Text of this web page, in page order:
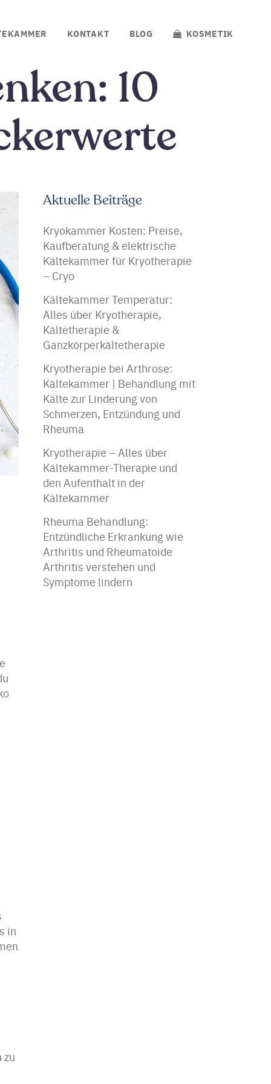
KONTAKT BLOG KOSMETIK
10
in
zu
Aktuelle Beiträge
Kryokammer Kosten: Preise,
Kaufberatung & elektrische
Kältekammer für Kryotherapie
– Cryo
Kältekammer Temperatur:
Alles über Kryotherapie,
Kältetherapie &
Ganzkörperkältetherapie
Kryotherapie bei Arthrose:
Kältekammer | Behandlung mit
Kälte zur Linderung von
Schmerzen, Entzündung und
Rheuma
Kryotherapie – Alles über
Kältekammer-Therapie und
den Aufenthalt in der
Kältekammer
Rheuma Behandlung:
Entzündliche Erkrankung wie
Arthritis und Rheumatoide
Arthritis verstehen und
Symptome lindern